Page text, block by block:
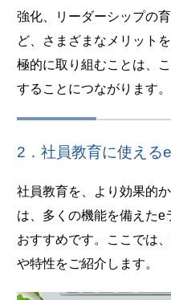
強化、リーダーシップの
ど、さまざまなメリット
極的に取り組むことは、
することにつながります。
2．社員教育に使える
社員教育を、より効果的
は、多くの機能を備えた
おすすめです。ここでは
や特性をご紹介します。